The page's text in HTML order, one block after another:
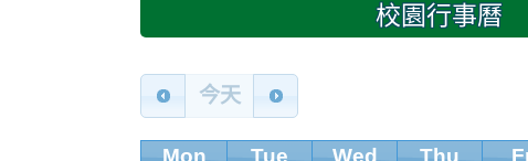
校園行事曆
今天
Mon Tue Wed Thu